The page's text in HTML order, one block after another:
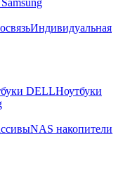
Индивидуальная
DELLНоутбуки
NAS накопители